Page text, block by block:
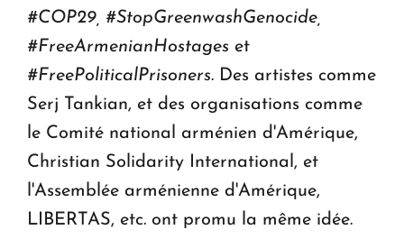
#COP29, #StopGreenwashGenocide,
#FreeArmenianHostages et
#FreePoliticalPrisoners. Des artistes comme
Serj Tankian, et des organisations comme
le Comité national arménien d'Amérique,
Christian Solidarity International, et
l'Assemblée arménienne d'Amérique,
LIBERTAS, etc. ont promu la même idée.